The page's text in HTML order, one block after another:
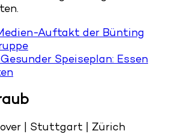
Auftakt der Bünting
Gesunder Speiseplan: Essen
| Stuttgart | Zürich